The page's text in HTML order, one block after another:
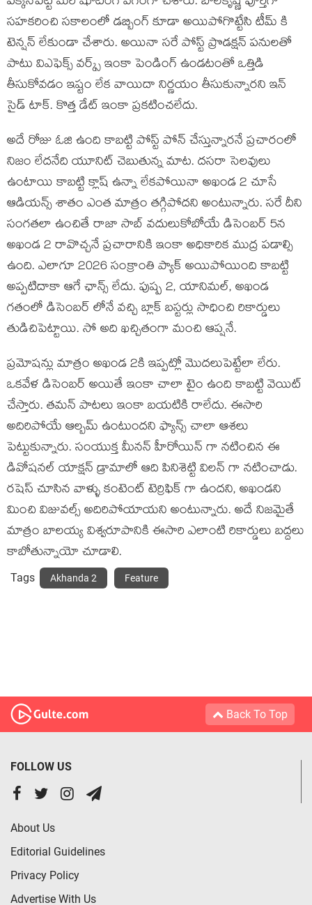
సహకరించి సకాలంలో డబ్బింగ్ కూడా అయిపోగొట్టేసి టీమ్ కి
టెన్షన్ లేకుండా చేశారు. అయినా సరే పోస్ట్ ప్రొడక్షన్ పనులతో
పాటు విఎఫెక్స్ వర్క్స్ ఇంకా పెండింగ్ ఉండటంతో ఒత్తిడి
తీసుకోవడం ఇష్టం లేక వాయిదా నిర్ణయం తీసుకున్నారని ఇన్
సైడ్ టాక్. కొత్త డేట్ ఇంకా ప్రకటించలేదు.
అదే రోజు ఓజి ఉంది కాబట్టి పోస్ట్ పోన్ చేస్తున్నారనే ప్రచారంలో
నిజం లేదనేది యూనిట్ చెబుతున్న మాట. దసరా సెలవులు
ఉంటాయి కాబట్టి క్లాష్ ఉన్నా లేకపోయినా అఖండ 2 చూసే
ఆడియన్స్ శాతం ఎంత మాత్రం తగ్గిపోదని అంటున్నారు. సరే దీని
సంగతలా ఉంచితే రాజా సాబ్ వదులుకోబోయే డిసెంబర్ 5న
అఖండ 2 రావొచ్చనే ప్రచారానికి ఇంకా అధికారిక ముద్ర పడాల్సి
ఉంది. ఎలాగూ 2026 సంక్రాంతి ప్యాక్ అయిపోయింది కాబట్టి
అప్పటిదాకా ఆగే ఛాన్స్ లేదు. పుష్ప 2, యానిమల్, అఖండ
గతంలో డిసెంబర్ లోనే వచ్చి బ్లాక్ బస్టర్లు సాధించి రికార్డులు
తుడిచిపెట్టాయి. సో అది ఖచ్చితంగా మంచి ఆప్షనే.
ప్రమోషన్లు మాత్రం అఖండ 2కి ఇప్పట్లో మొదలుపెట్టేలా లేరు.
ఒకవేళ డిసెంబర్ అయితే ఇంకా చాలా టైం ఉంది కాబట్టి వెయిట్
చేస్తారు. తమన్ పాటలు ఇంకా బయటికి రాలేదు. ఈసారి
అదిరిపోయే ఆల్బమ్ ఉంటుందని ఫ్యాన్స్ చాలా ఆశలు
పెట్టుకున్నారు. సంయుక్త మీనన్ హీరోయిన్ గా నటించిన ఈ
డివోషనల్ యాక్షన్ డ్రామాలో ఆది పినిశెట్టి విలన్ గా నటించాడు.
రషెస్ చూసిన వాళ్ళు కంటెంట్ టెర్రిఫిక్ గా ఉందని, అఖండని
మించి విజువల్స్ అదిరిపోయాయని అంటున్నారు. అదే నిజమైతే
మాత్రం బాలయ్య విశ్వరూపానికి ఈసారి ఎలాంటి రికార్డులు బద్దలు
కాబోతున్నాయో చూడాలి.
Tags Akhanda 2 Feature
Back To Top
FOLLOW US
About Us
Editorial Guidelines
Privacy Policy
Advertise With Us